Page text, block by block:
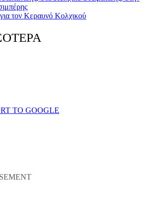
τον Κεραυνό Κολχικού
TO GOOGLE